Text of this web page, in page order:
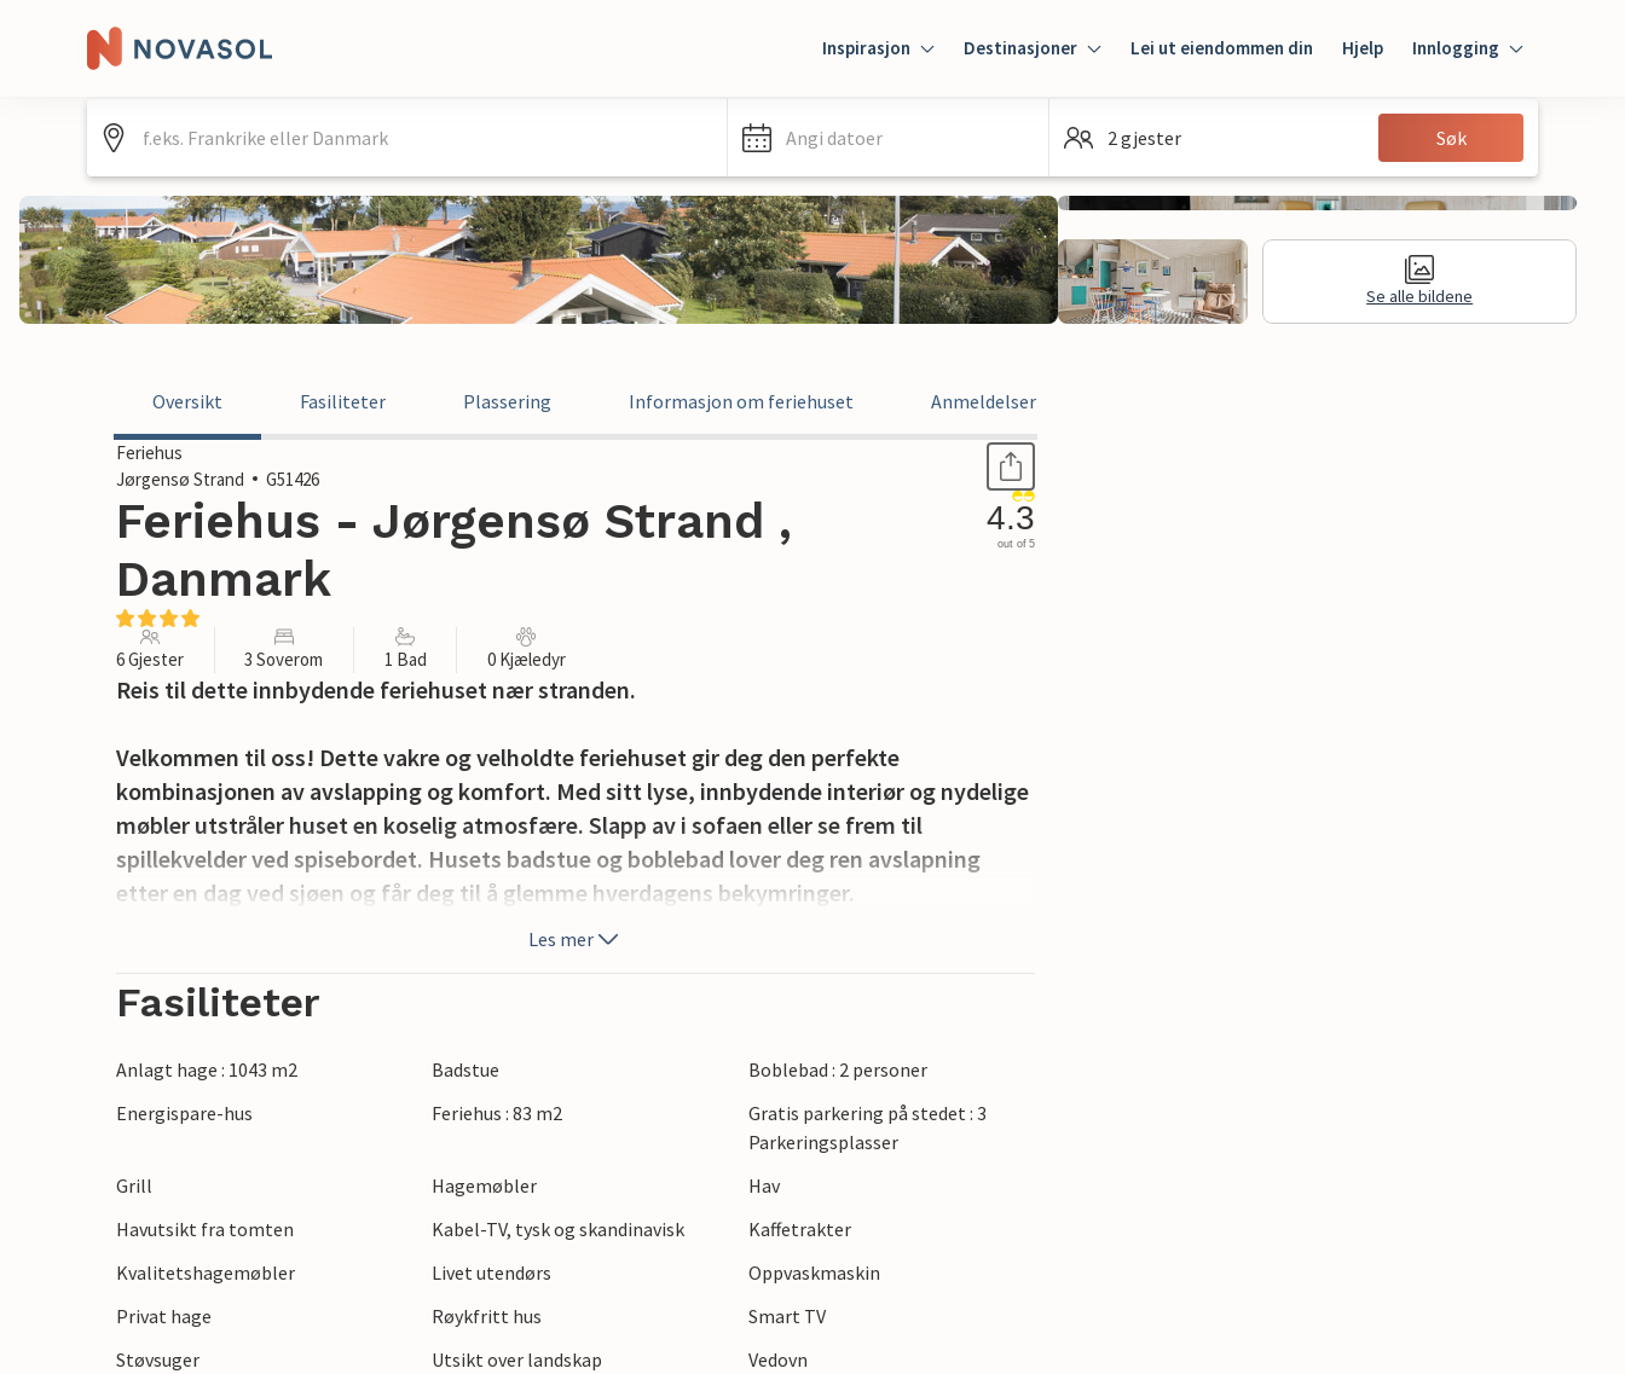
Inspirasjon Destinasjoner Lei ut eiendommen din Hjelp Innlogging
Innlogging
Gjest
Angi datoer 2 gjester Søk
Se alle bildene
Oversikt Fasiliteter Plassering Informasjon om feriehuset Anmeldelser
Feriehus
Jørgensø Strand
G51426
Feriehus - Jørgensø Strand ,
Danmark
4.3
out of 5
6 Gjester 3 Soverom 1 Bad 0 Kjæledyr
Reis til dette innbydende feriehuset nær stranden.
Velkommen til oss! Dette vakre og velholdte feriehuset gir deg den perfekte
kombinasjonen av avslapping og komfort. Med sitt lyse, innbydende interiør og nydelige
møbler utstråler huset en koselig atmosfære. Slapp av i sofaen eller se frem til
spillekvelder ved spisebordet. Husets badstue og boblebad lover deg ren avslapning
etter en dag ved sjøen og får deg til å glemme hverdagens bekymringer.
gir deg god plass til å leke og slappe av. Her finner du freden og roen du leter etter og kan
vakker hage. Stranden danner det perfekte bakteppet for avslappende spaserturer eller
en forfriskende svømmetur. Utforsk de idylliske omgivelsene med sine pittoreske
landskap, eller benytt anledningen til utflukter til de mange severdighetene i regionen.
Les mer
Fasiliteter
Anlagt hage : 1043 m2 Badstue
Boblebad : 2 personer
Energispare-hus
Feriehus : 83 m2
Gratis parkering på stedet : 3
Parkeringsplasser
Grill
Hagemøbler
Hav
Havutsikt fra tomten
Kabel-TV, tysk og skandinavisk
Kaffetrakter
Kvalitetshagemøbler
Livet utendørs
Oppvaskmaskin
Privat hage
Røykfritt hus
Smart TV
Støvsuger
Utsikt over landskap
Vedovn